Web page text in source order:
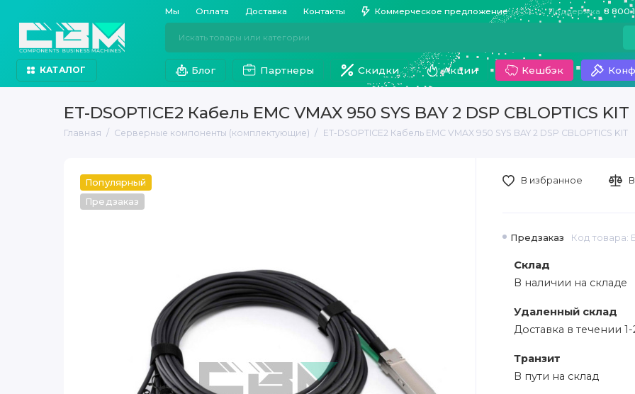
Мы Оплата Доставка Контакты Коммерческое предложение Поддержка 8 800
КАТАЛОГ Блог Партнеры Скидки Акции Кешбэк
ET-DSOPTICE2 Кабель EMC VMAX 950 SYS BAY 2 DSP CBLOPTICS KIT
Главная Серверные компоненты (комплектующие) ET-DSOPTICE2 Кабель EMC VMAX 950 SYS BAY 2 DSP CBLOPTICS KIT
Популярный
Предзаказ
Предзаказ Код товара:
Склад
В наличии на складе
Удаленный склад
Доставка в течении
Транзит
В пути на склад
В избранное